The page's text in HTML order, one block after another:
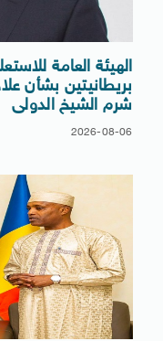
الهيئة العامة
بريطانيتين بشأن
شرم الشيخ الدولى
2026-08-06